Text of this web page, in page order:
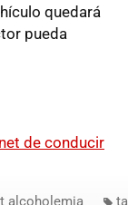
quedará
pueda
de conducir
alcoholemia